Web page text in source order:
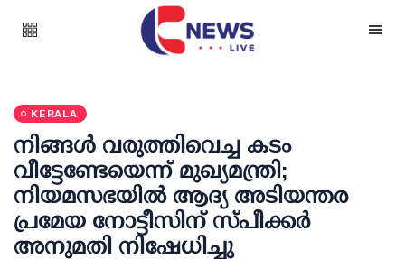
KERALA
നിങ്ങള്‍ വരുത്തിവെച്ച കടം
വീട്ടേണ്ടേയെന്ന് മുഖ്യമന്ത്രി;
നിയമസഭയില്‍ ആദ്യ അടിയന്തര
പ്രമേയ നോട്ടീസിന് സ്പീക്കര്‍
അനുമതി നിഷേധിച്ചു